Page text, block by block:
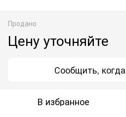
Продано
Цену уточняйте
Сообщить,
В избранное